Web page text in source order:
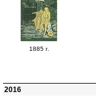
1885 г.
2016